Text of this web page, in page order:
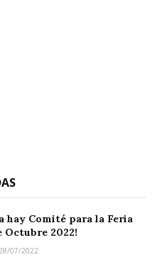
hay Comité para la Feria
Octubre 2022!
07/2022